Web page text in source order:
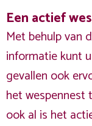
Een actief
Met behulp van
informatie kunt
gevallen ook
het wespennest
ook al is het